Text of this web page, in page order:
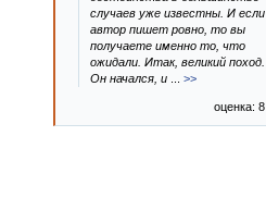
случаев уже известны. И если
автор пишет ровно, то вы
получаете именно то, что
ожидали. Итак, великий поход.
Он начался, и
>>
оценка: 8